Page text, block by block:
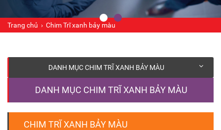
Trang chủ › Chim Trĩ xanh bảy màu
DANH MỤC CHIM TRĨ XANH BẢY MÀU
DANH MỤC CHIM TRĨ XANH BẢY MÀU
CHIM TRĨ XANH BẢY MÀU